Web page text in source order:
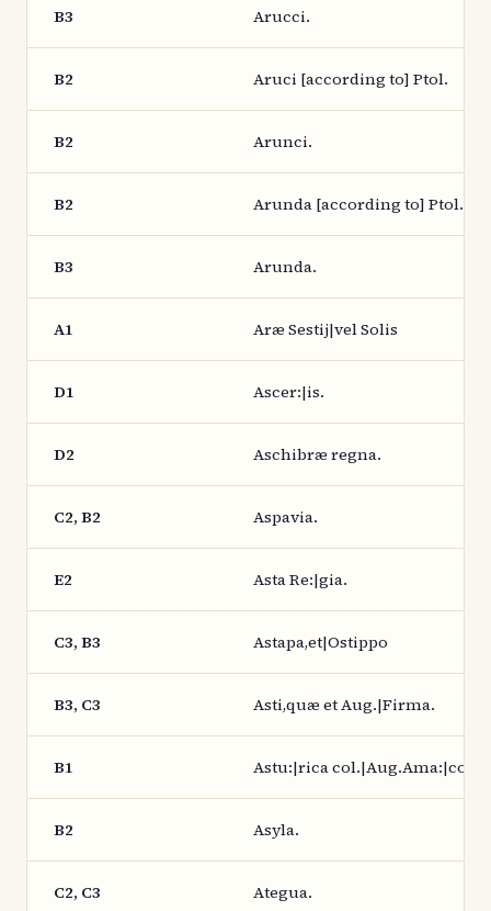
B3 Arucci.
B2 Aruci [according to] Ptol.
B2 Arunci.
B2 Arunda [according to] Ptol.
B3 Arunda.
A1 Aræ Sestij|vel Solis
D1 Ascer:|is.
D2 Aschibræ regna.
C2, B2 Aspavia.
E2 Asta Re:|gia.
C3, B3 Astapa,et|Ostippo
B3, C3 Asti,quæ et Aug.|Firma.
B1 Astu:|rica
B2 Asyla.
C2, C3 Ategua.